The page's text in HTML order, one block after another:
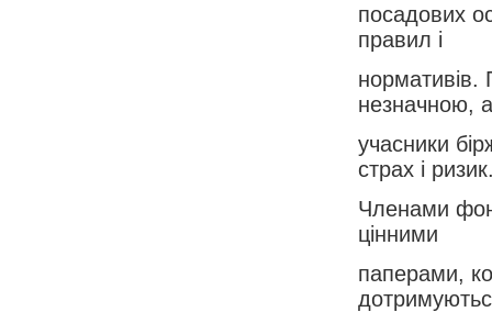
посадових
правил і
нормативів.
незначною, а
учасники
страх і
Членами
цінними
паперами,